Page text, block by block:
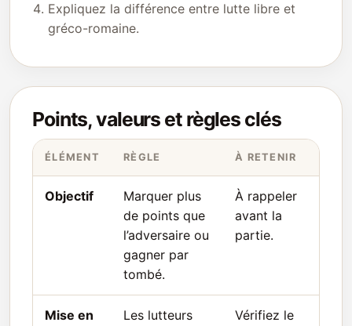
Expliquez la différence entre lutte libre et
gréco-romaine.
Points, valeurs et règles clés
ÉLÉMENT RÈGLE À RETENIR
Objectif
Marquer plus
de points que
l’adversaire ou
gagner par
tombé.
À rappeler
avant la
partie.
Mise en
Les lutteurs
Vérifiez le